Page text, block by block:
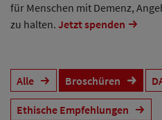
für Menschen mit Demenz,
zu halten. Jetzt spenden
Alle Broschüren
Ethische Empfehlungen